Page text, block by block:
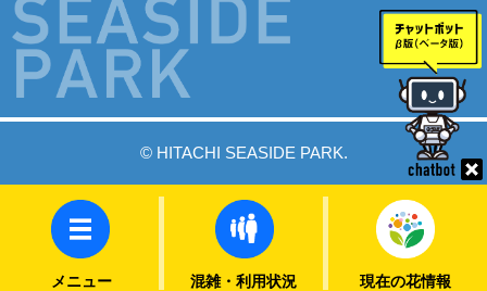
メニュー 混雑・利用状況 現在の花情報
© HITACHI SEASIDE PARK.